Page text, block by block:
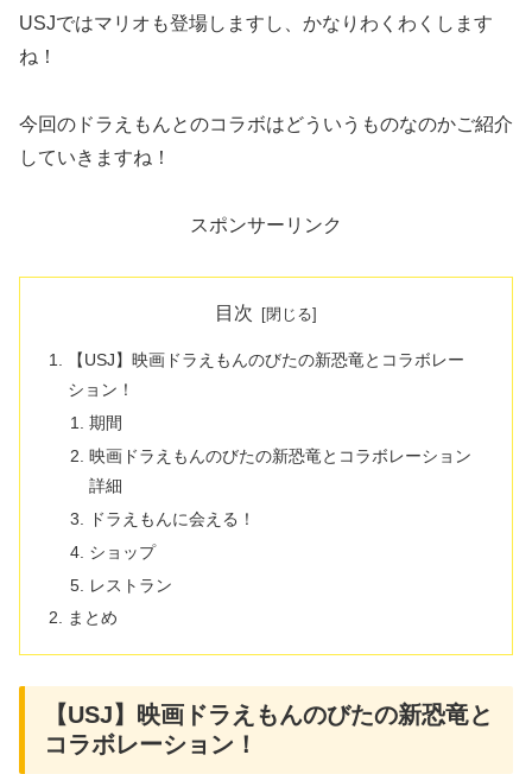
USJではマリオも登場しますし、かなりわくわくします
ね！
今回のドラえもんとのコラボはどういうものなのかご紹介
していきますね！
スポンサーリンク
目次
【USJ】映画ドラえもんのびたの新恐竜とコラボレー
ション！
期間
映画ドラえもんのびたの新恐竜とコラボレーション
詳細
ドラえもんに会える！
ショップ
レストラン
まとめ
【USJ】映画ドラえもんのびたの新恐竜と
コラボレーション！